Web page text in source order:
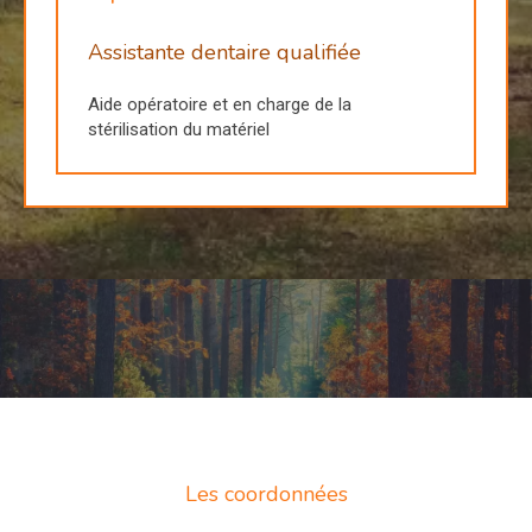
Assistante dentaire qualifiée
Aide opératoire et en charge de la
stérilisation du matériel
Les coordonnées